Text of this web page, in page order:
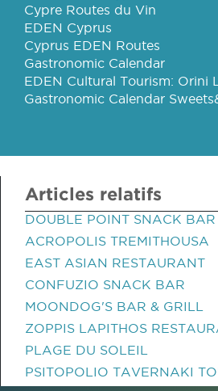
Cypre Routes du Vin
EDEN Cyprus
Cyprus EDEN Routes
Gastronomic Calendar
EDEN Cultural Tourism: Orini
Gastronomic Calendar
Articles relatifs
DOUBLE POINT SNACK BAR
ACROPOLIS TREMITHOUSA
EAST ASIAN RESTAURANT
CONFUZIO SNACK BAR
MOONDOG'S BAR & GRILL
ZOPPIS LAPITHOS
PLAGE DU SOLEIL
PSITOPOLIO TAVERNAKI